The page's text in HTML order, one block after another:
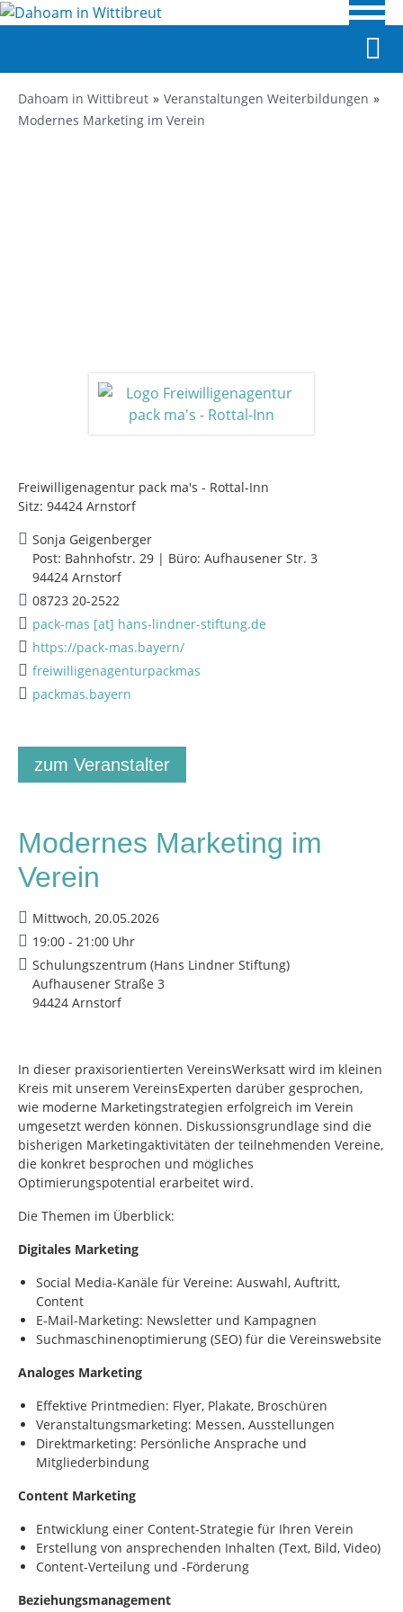
Dahoam in Wittibreut
Veranstaltungen Weiterbildungen
Modernes Marketing im Verein
Freiwilligenagentur pack ma's - Rottal-Inn
Sitz: 94424 Arnstorf
Sonja Geigenberger
Post: Bahnhofstr. 29 | Büro: Aufhausener Str. 3
94424 Arnstorf
08723 20-2522
pack-mas [at] hans-lindner-stiftung.de
https://pack-mas.bayern/
freiwilligenagenturpackmas
packmas.bayern
zum Veranstalter
Modernes Marketing im
Verein
Mittwoch, 20.05.2026
19:00 - 21:00 Uhr
Schulungszentrum (Hans Lindner Stiftung)
Aufhausener Straße 3
94424 Arnstorf
In dieser praxisorientierten VereinsWerksatt wird im kleinen
Kreis mit unserem VereinsExperten darüber gesprochen,
wie moderne Marketingstrategien erfolgreich im Verein
umgesetzt werden können. Diskussionsgrundlage sind die
bisherigen Marketingaktivitäten der teilnehmenden Vereine,
die konkret besprochen und mögliches
Optimierungspotential erarbeitet wird.
Die Themen im Überblick:
Digitales Marketing
Social Media-Kanäle für Vereine: Auswahl, Auftritt,
Content
E-Mail-Marketing: Newsletter und Kampagnen
Suchmaschinenoptimierung (SEO) für die Vereinswebsite
Analoges Marketing
Effektive Printmedien: Flyer, Plakate, Broschüren
Veranstaltungsmarketing: Messen, Ausstellungen
Direktmarketing: Persönliche Ansprache und
Mitgliederbindung
Content Marketing
Entwicklung einer Content-Strategie für Ihren Verein
Erstellung von ansprechenden Inhalten (Text, Bild, Video)
Content-Verteilung und -Förderung
Beziehungsmanagement